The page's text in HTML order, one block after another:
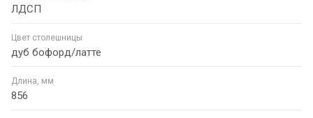
ЛДСП
Цвет столешницы
дуб бофорд/латте
Длина, мм
856